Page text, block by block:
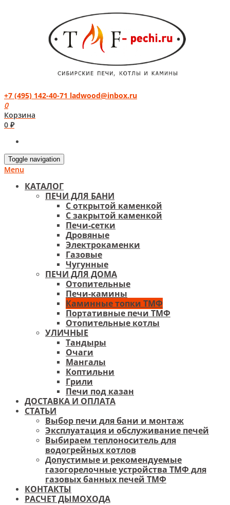
+7 (495) 142-40-71 ladwood@inbox.ru
0
Корзина
0 ₽
Toggle navigation
Menu
КАТАЛОГ
ПЕЧИ ДЛЯ БАНИ
С открытой каменкой
С закрытой каменкой
Печи-сетки
Дровяные
Электрокаменки
Газовые
Чугунные
ПЕЧИ ДЛЯ ДОМА
Отопительные
Печи-камины
Каминные топки ТМФ
Портативные печи ТМФ
Отопительные котлы
УЛИЧНЫЕ
Тандыры
Очаги
Мангалы
Коптильни
Грили
Печи под казан
ДОСТАВКА И ОПЛАТА
СТАТЬИ
Выбор печи для бани и монтаж
Эксплуатация и обслуживание печей
Выбираем теплоноситель для
водогрейных котлов
Допустимые и рекомендуемые
газогорелочные устройства ТМФ для
газовых банных печей ТМФ
КОНТАКТЫ
РАСЧЕТ ДЫМОХОДА